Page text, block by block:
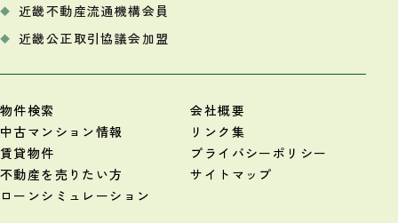
近畿不動産流通機構会員
近畿公正取引協議会加盟
物件検索
中古マンション情報
賃貸物件
不動産を売りたい方
ローンシミュレーション
会社概要
リンク集
プライバシーポリシー
サイトマップ